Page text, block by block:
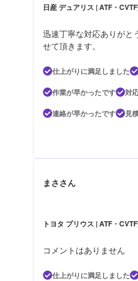
日産 デュアリス | ATF・
迅速丁寧な対応ありがと
せて頂きます。
仕上がりに満足しました
作業が早かったです
対
連絡が早かったです
見
まささん
トヨタ プリウス | ATF・
コメントはありません
仕上がりに満足しました